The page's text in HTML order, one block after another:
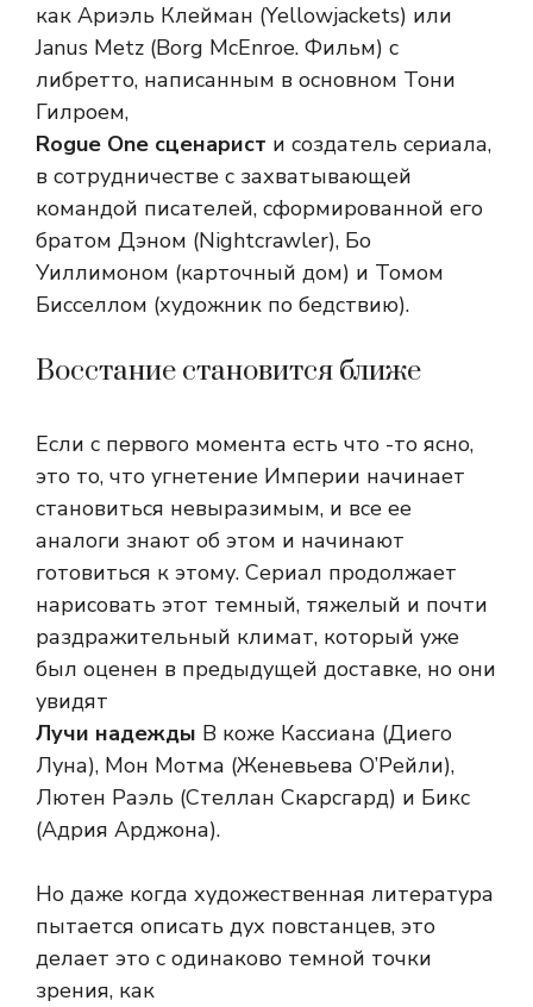
как Ариэль Клейман (Yellowjackets) или
Janus Metz (Borg McEnroe. Фильм) с
либретто, написанным в основном Тони
Гилроем,
Rogue One сценарист и создатель сериала,
в сотрудничестве с захватывающей
командой писателей, сформированной его
братом Дэном (Nightcrawler), Бо
Уиллимоном (карточный дом) и Томом
Бисселлом (художник по бедствию).
Восстание становится ближе
Если с первого момента есть что -то ясно,
это то, что угнетение Империи начинает
становиться невыразимым, и все ее
аналоги знают об этом и начинают
готовиться к этому. Сериал продолжает
нарисовать этот темный, тяжелый и почти
раздражительный климат, который уже
был оценен в предыдущей доставке, но они
увидят
Лучи надежды В коже Кассиана (Диего
Луна), Мон Мотма (Женевьева О’Рейли),
Лютен Раэль (Стеллан Скарсгард) и Бикс
(Адрия Арджона).
Но даже когда художественная литература
пытается описать дух повстанцев, это
делает это с одинаково темной точки
зрения, как